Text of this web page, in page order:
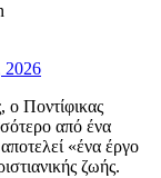
2026
ο Ποντίφικας
από ένα
«ένα έργο
ζωής.